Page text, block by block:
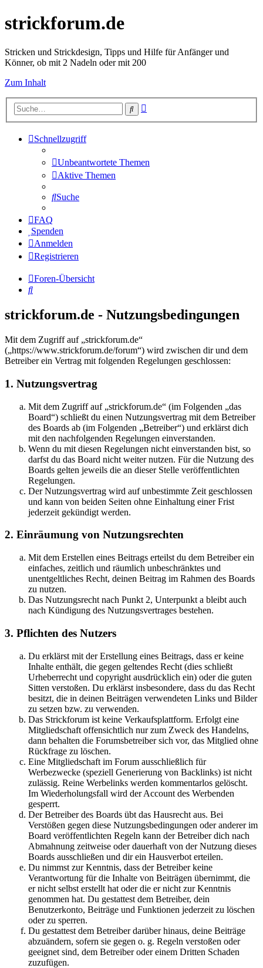
strickforum.de
Stricken und Strickdesign, Tipps und Hilfe für Anfänger und
Könner, ob mit 2 Nadeln oder mit 200
Zum Inhalt
Suche
Schnellzugriff
Unbeantwortete Themen
Aktive Themen
Suche
FAQ
Spenden
Anmelden
Registrieren
Foren-Übersicht
Suche
strickforum.de - Nutzungsbedingungen
Mit dem Zugriff auf „strickforum.de“
(„https://www.strickforum.de/forum“) wird zwischen dir und dem
Betreiber ein Vertrag mit folgenden Regelungen geschlossen:
1. Nutzungsvertrag
Mit dem Zugriff auf „strickforum.de“ (im Folgenden „das
Board“) schließt du einen Nutzungsvertrag mit dem Betreiber
des Boards ab (im Folgenden „Betreiber“) und erklärst dich
mit den nachfolgenden Regelungen einverstanden.
Wenn du mit diesen Regelungen nicht einverstanden bist, so
darfst du das Board nicht weiter nutzen. Für die Nutzung des
Boards gelten jeweils die an dieser Stelle veröffentlichten
Regelungen.
Der Nutzungsvertrag wird auf unbestimmte Zeit geschlossen
und kann von beiden Seiten ohne Einhaltung einer Frist
jederzeit gekündigt werden.
2. Einräumung von Nutzungsrechten
Mit dem Erstellen eines Beitrags erteilst du dem Betreiber ein
einfaches, zeitlich und räumlich unbeschränktes und
unentgeltliches Recht, deinen Beitrag im Rahmen des Boards
zu nutzen.
Das Nutzungsrecht nach Punkt 2, Unterpunkt a bleibt auch
nach Kündigung des Nutzungsvertrages bestehen.
3. Pflichten des Nutzers
Du erklärst mit der Erstellung eines Beitrags, dass er keine
Inhalte enthält, die gegen geltendes Recht (dies schließt
Urheberrecht und copyright ausdrücklich ein) oder die guten
Sitten verstoßen. Du erklärst insbesondere, dass du das Recht
besitzt, die in deinen Beiträgen verwendeten Links und Bilder
zu setzen bzw. zu verwenden.
Das Strickforum ist keine Verkaufsplattform. Erfolgt eine
Mitgliedschaft offensichtlich nur zum Zweck des Handelns,
dann behalten die Forumsbetreiber sich vor, das Mitglied ohne
Rückfrage zu löschen.
Eine Mitgliedschaft im Forum ausschließlich für
Werbezwecke (speziell Generierung von Backlinks) ist nicht
zulässig. Reine Werbelinks werden kommentarlos gelöscht.
Im Wiederholungsfall wird der Account des Werbenden
gesperrt.
Der Betreiber des Boards übt das Hausrecht aus. Bei
Verstößen gegen diese Nutzungsbedingungen oder anderer im
Board veröffentlichten Regeln kann der Betreiber dich nach
Abmahnung zeitweise oder dauerhaft von der Nutzung dieses
Boards ausschließen und dir ein Hausverbot erteilen.
Du nimmst zur Kenntnis, dass der Betreiber keine
Verantwortung für die Inhalte von Beiträgen übernimmt, die
er nicht selbst erstellt hat oder die er nicht zur Kenntnis
genommen hat. Du gestattest dem Betreiber, dein
Benutzerkonto, Beiträge und Funktionen jederzeit zu löschen
oder zu sperren.
Du gestattest dem Betreiber darüber hinaus, deine Beiträge
abzuändern, sofern sie gegen o. g. Regeln verstoßen oder
geeignet sind, dem Betreiber oder einem Dritten Schaden
zuzufügen.